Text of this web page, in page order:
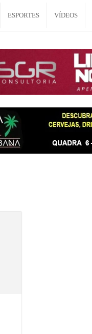
ESPORTES VÍDEOS